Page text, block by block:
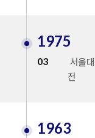
1975
03
서울
전
1963